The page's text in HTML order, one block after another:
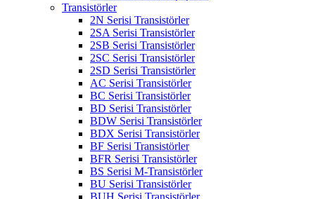
Transistörler
2N Serisi Transistörler
2SA Serisi Transistörler
2SB Serisi Transistörler
2SC Serisi Transistörler
2SD Serisi Transistörler
AC Serisi Transistörler
BC Serisi Transistörler
BD Serisi Transistörler
BDW Serisi Transistörler
BDX Serisi Transistörler
BF Serisi Transistörler
BFR Serisi Transistörler
BS Serisi M-Transistörler
BU Serisi Transistörler
BUH Serisi Transistörler